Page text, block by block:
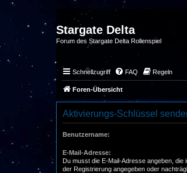
Stargate Delta
Forum des Stargate Delta Rollenspiel
Schnellzugriff FAQ Regeln
Foren-Übersicht
Aktivierungs-Schlüssel
Benutzername:
E-Mail-Adresse:
Du musst die E-Mail-Adresse angeben, die
der Registrierung angegeben oder